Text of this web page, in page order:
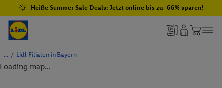
Heiße Summer Sale Deals: Jetzt online bis zu -66% sparen!
/ Lidl Filialen in Bayern
Loading map...